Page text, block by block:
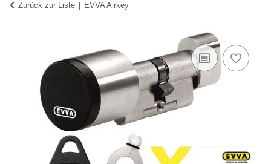
Zurück zur Liste EVVA Airkey